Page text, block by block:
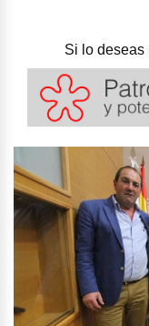
Si lo deseas